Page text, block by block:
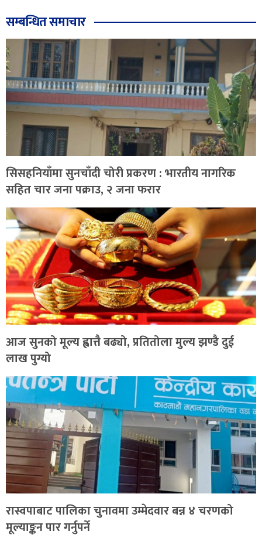
सम्बन्धित समाचार
सिसहनियाँमा सुनचाँदी चोरी प्रकरण : भारतीय नागरिक
सहित चार जना पक्राउ, २ जना फरार
आज सुनको मूल्य ह्वात्तै बढ्यो, प्रतितोला मुल्य झण्डै दुई
लाख पुग्यो
रास्वपाबाट पालिका चुनावमा उम्मेदवार बन्न ४ चरणको
मूल्याङ्कन पार गर्नुपर्ने